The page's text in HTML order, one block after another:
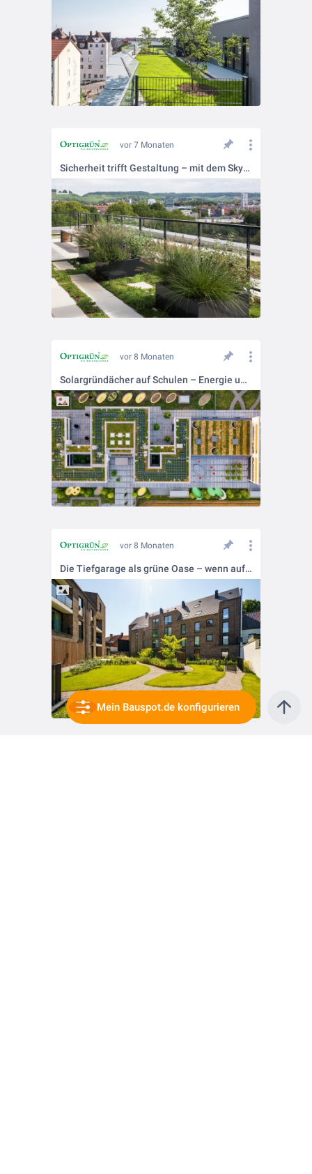
vor 7 Monaten
Sicherheit trifft Gestaltung – mit dem Skygard Geländersystem und den Aluminium Pflanzgefäßen von Optigrün.
vor 8 Monaten
Solargründächer auf Schulen – Energie und Ökologie in einem System.
vor 8 Monaten
Die Tiefgarage als grüne Oase – wenn auf dem Parkdeck Natur entsteht.
Mein Bauspot.de konfigurieren